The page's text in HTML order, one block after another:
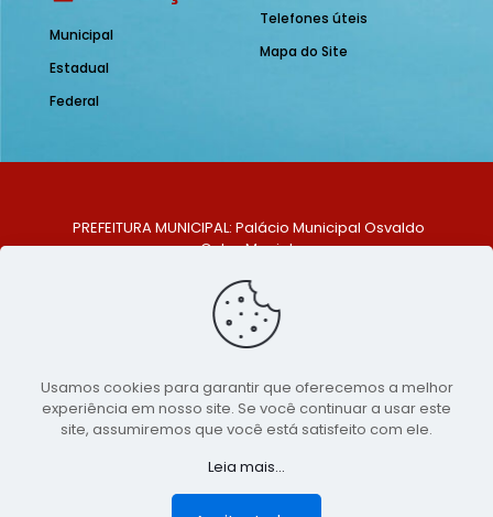
Municipal
Estadual
Federal
Telefones úteis
Mapa do Site
PREFEITURA MUNICIPAL: Palácio Municipal Osvaldo
Celso Maciel
Centro, São Bento do Una - PE. CEP: 553370-128
TELEFONE: (81) 99548-1569
E-MAIL: ouvidoria@saobentodouna.pe.gov.br
Copyright 2021-2026 - Assessoria de Comunicação da
Prefeitura de São Bento do Una - PE
publicidadeLumusWeb - Agência Digital
Usamos cookies para garantir que oferecemos a melhor
experiência em nosso site. Se você continuar a usar este
site, assumiremos que você está satisfeito com ele.
Leia mais...